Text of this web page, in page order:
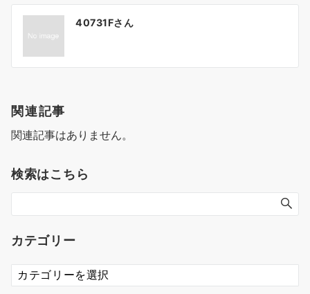
投
ナ
ゲ
ー
ョ
40731Fさん
関連記事
関連記事はありません。
検索はこちら
カテゴリー
カ
テ